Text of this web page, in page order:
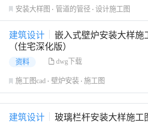
安装大样图 管道的管径 设计施工图
建筑设计
嵌入式壁炉安装大样施
（住宅深化版）
资料 dwg下载
施工图cad 壁炉安装 施工图
建筑设计 玻璃栏杆安装大样施工